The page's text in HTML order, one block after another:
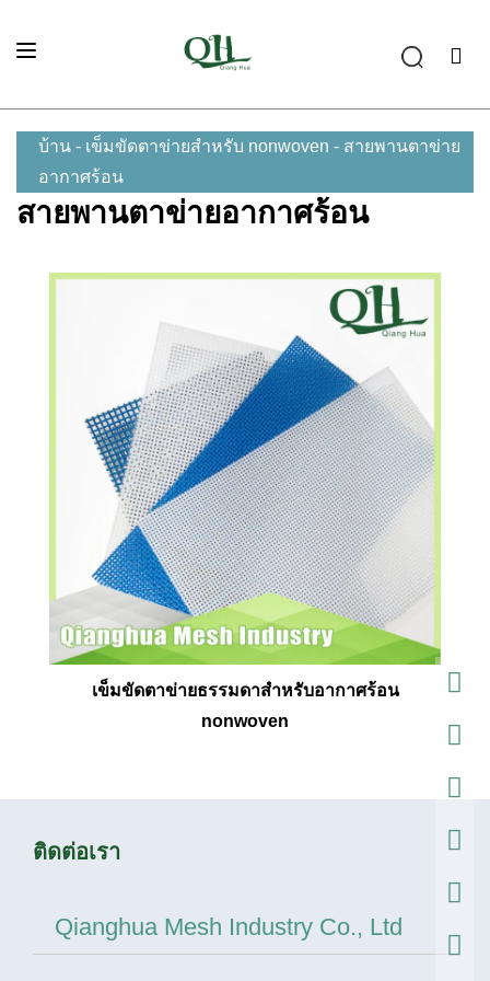
บ้าน - เข็มขัดตาข่ายสำหรับ nonwoven - สายพานตาข่าย
อากาศร้อน
สายพานตาข่ายอากาศร้อน
เข็มขัดตาข่ายธรรมดาสำหรับอากาศร้อน
nonwoven
ติดต่อเรา
Qianghua Mesh Industry Co., Ltd